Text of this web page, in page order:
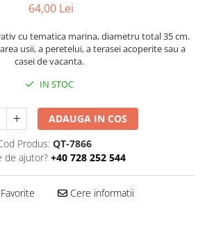
64,00 Lei
cu tematica marina, diametru total 35 cm.
usii, a peretelui, a terasei acoperite sau a
casei de vacanta.
IN STOC
ADAUGA IN COS
Produs: QT-7866
de ajutor? +40 728 252 544
Cere informatii